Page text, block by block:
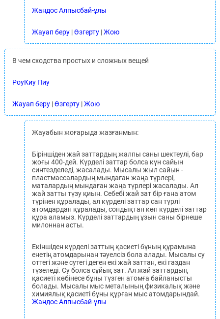
Жандос Алпысбай-ұлы
Жауап беру|Өзгерту|Жою
В чем сходства простых и сложных вещей
РоуКиу Пиу
Жауап беру|Өзгерту|Жою
Жауабын жоғарыда жазғанмын:
Біріншіден жай заттардың жалпы саны шектеулі, бар
жоғы 400-дей. Күрделі заттар болса күн сайын
синтезделеді, жасалады. Мысалы жыл сайын -
пластмассалардың мындаған жаңа түрлері,
маталардың мындаған жаңа түрлері жасалады. Ал
жай затты түзу қиын. Себебі жай зат бір ғана атом
түрінен құралады, ал күрделі заттар сан түрлі
атомдардан құралады, сондықтан көп күрделі заттар
құра аламыз. Күрделі заттардың ұзын саны бірнеше
милоннан асты.
Екіншіден күрделі заттың қасиеті бұның құрамына
енетің атомдарынан тәуелсіз бола алады. Мысалы су
оттегі және сутегі деген екі жай заттан, екі газдан
түзеледі. Су болса сұйық зат. Ал жай заттардың
қасиеті көбінесе бұны түзген атомға байланысты
болады. Мысалы мыс металының физикалық және
химиялық қасиеті бұны құрған мыс атомдарындай.
Жандос Алпысбай-ұлы